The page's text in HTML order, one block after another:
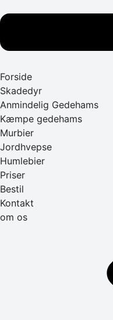
Forside
Skadedyr
Anmindelig Gedehams
Kæmpe gedehams
Murbier
Jordhvepse
Humlebier
Priser
Bestil
Kontakt
om os